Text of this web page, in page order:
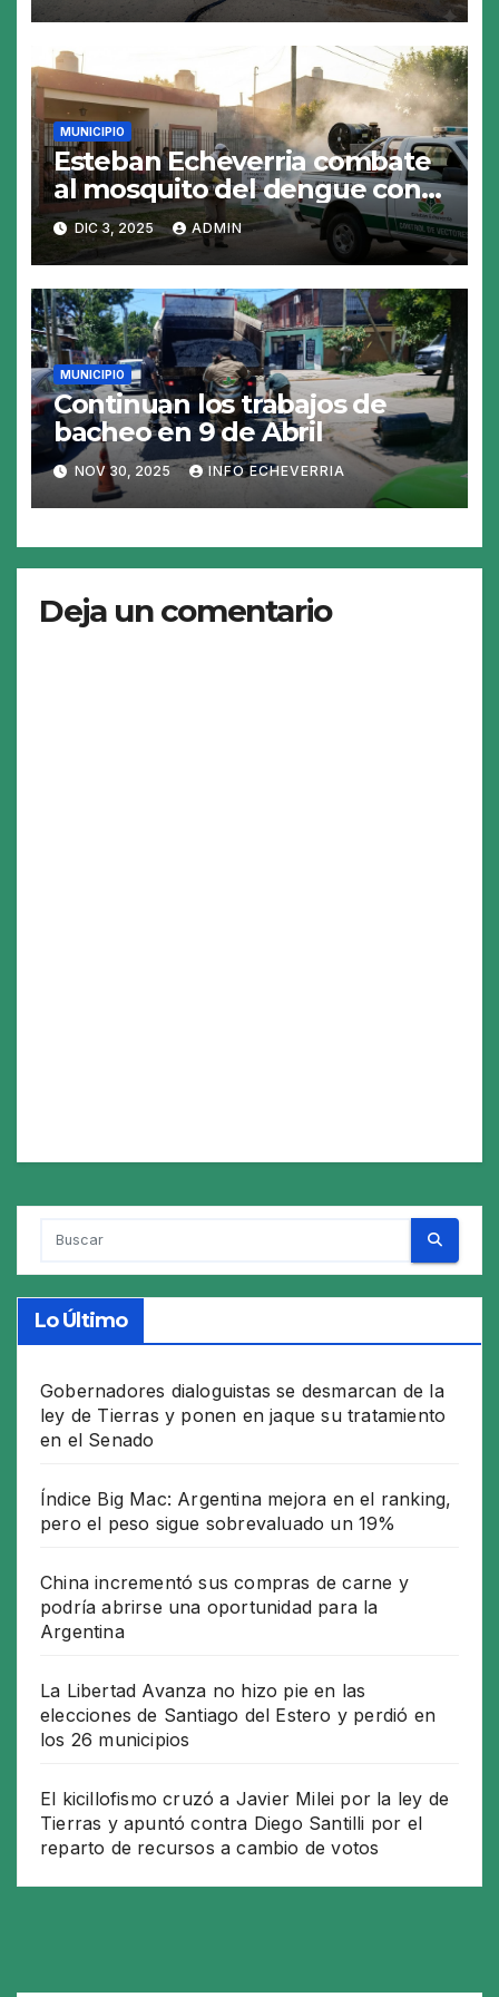
MUNICIPIO
Esteban Echeverria combate
al mosquito del dengue con
fumigacion
DIC 3, 2025 ADMIN
MUNICIPIO
Continuan los trabajos de
bacheo en 9 de Abril
NOV 30, 2025 INFO ECHEVERRIA
Deja un comentario
Lo Último
Gobernadores dialoguistas se desmarcan de la
ley de Tierras y ponen en jaque su tratamiento
en el Senado
Índice Big Mac: Argentina mejora en el ranking,
pero el peso sigue sobrevaluado un 19%
China incrementó sus compras de carne y
podría abrirse una oportunidad para la
Argentina
La Libertad Avanza no hizo pie en las
elecciones de Santiago del Estero y perdió en
los 26 municipios
El kicillofismo cruzó a Javier Milei por la ley de
Tierras y apuntó contra Diego Santilli por el
reparto de recursos a cambio de votos